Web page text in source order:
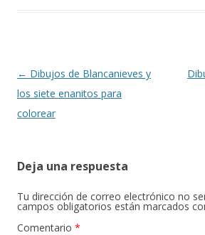
Navegación
de
entradas
← Dibujos de Blancanieves y
los siete enanitos para
colorear
Deja una respuesta
Tu dirección de correo electrónico no
campos obligatorios están marcados
Comentario *